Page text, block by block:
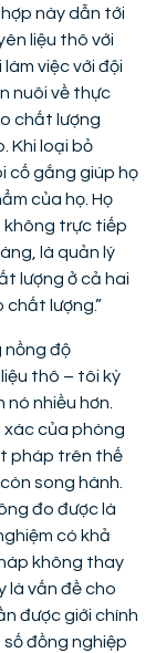
này dẫn tới
liệu thô với
việc với đội
nuôi về thực
chất lượng
Khi loại bỏ
cố gắng giúp họ
của họ. Họ
không trực tiếp
là quản lý
lượng ở cả hai
lượng.”
nồng độ
thô – tôi kỳ
nhiều hơn.
xác của phòng
pháp trên thế
song hành.
đo được là
có khả
không thay
là vấn đề cho
được giới chính
đồng nghiệp